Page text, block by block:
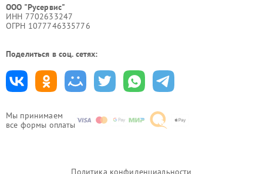
Мы принимаем
все формы оплаты
ООО "Русервис"
ИНН 7702633247
ОГРН 1077746335776
Поделиться в соц. сетях:
Политика конфиденциальности